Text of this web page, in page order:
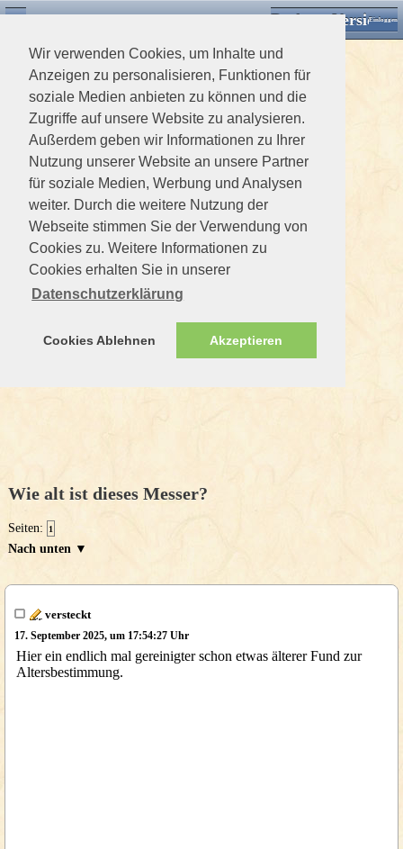
Wir verwenden Cookies, um Inhalte und
Anzeigen zu personalisieren, Funktionen für
soziale Medien anbieten zu können und die
Zugriffe auf unsere Website zu analysieren.
Außerdem geben wir Informationen zu Ihrer
Nutzung unserer Website an unsere Partner
für soziale Medien, Werbung und Analysen
weiter. Durch die weitere Nutzung der
Webseite stimmen Sie der Verwendung von
Cookies zu. Weitere Informationen zu
Cookies erhalten Sie in unserer
Datenschutzerklärung
Cookies Ablehnen Akzeptieren
Desktop VersionEinloggen
Wie alt ist dieses Messer?
Seiten: 1
Nach unten ▼
versteckt
17. September 2025, um 17:54:27 Uhr
Hier ein endlich mal gereinigter schon etwas älterer Fund zur
Altersbestimmung.